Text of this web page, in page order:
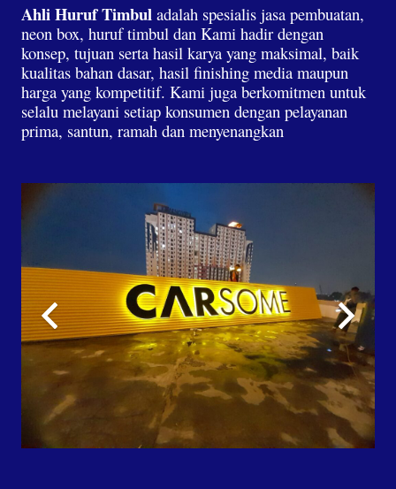
Ahli Huruf Timbul adalah spesialis jasa pembuatan,
neon box, huruf timbul dan Kami hadir dengan
konsep, tujuan serta hasil karya yang maksimal, baik
kualitas bahan dasar, hasil finishing media maupun
harga yang kompetitif. Kami juga berkomitmen untuk
selalu melayani setiap konsumen dengan pelayanan
prima, santun, ramah dan menyenangkan